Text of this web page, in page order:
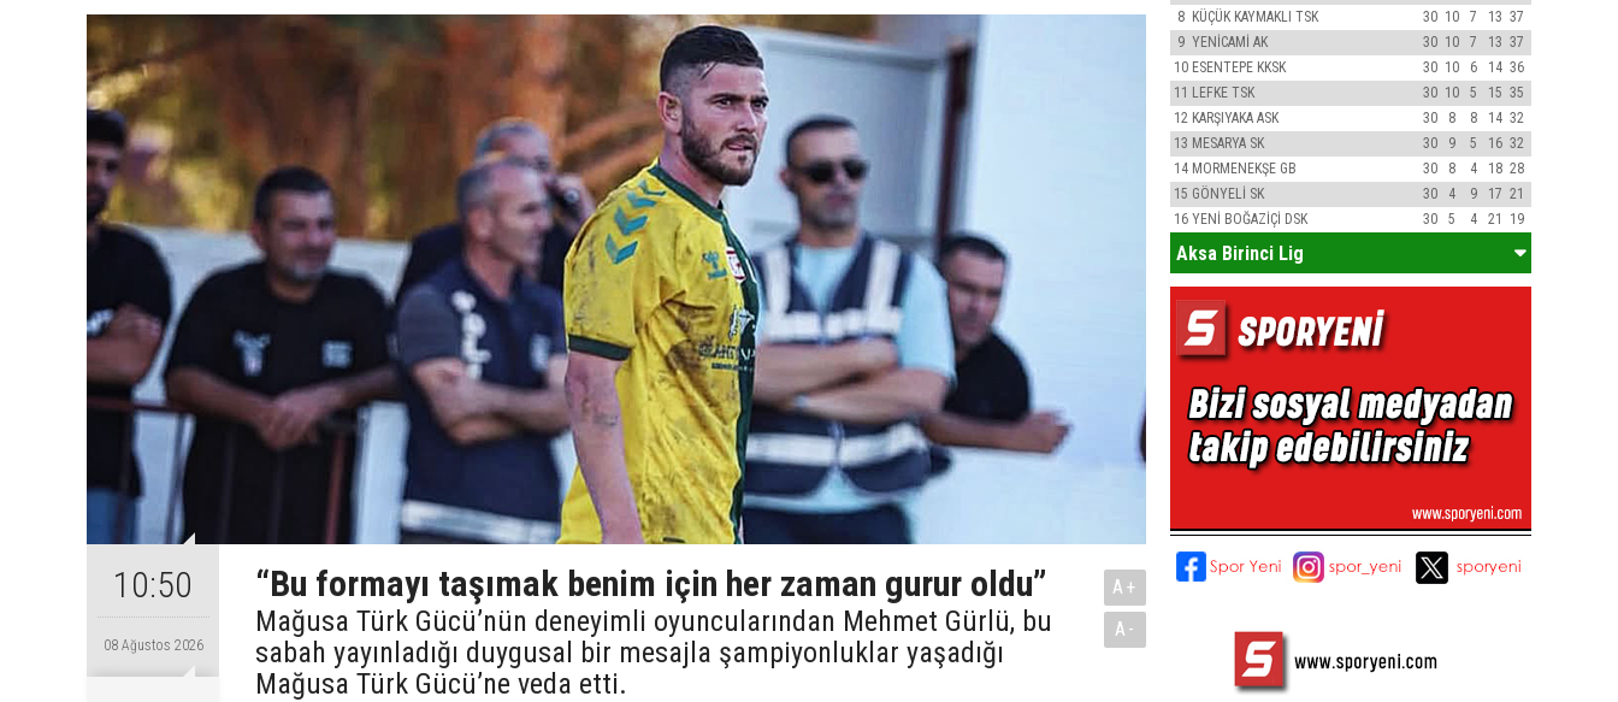
10:50
08 Ağustos 2026
“Bu formayı taşımak benim için her zaman gurur oldu”
Mağusa Türk Gücü’nün deneyimli oyuncularından Mehmet Gürlü, bu
sabah yayınladığı duygusal bir mesajla şampiyonluklar yaşadığı
Mağusa Türk Gücü’ne veda etti.
A+
A-
8 KÜÇÜK KAYMAKLI TSK 30 10 7 13 37
9 YENİCAMİ AK 30 10 7 13 37
10 ESENTEPE KKSK 30 10 6 14 36
11 LEFKE TSK 30 10 5 15 35
12 KARŞIYAKA ASK 30 8 8 14 32
13 MESARYA SK 30 9 5 16 32
14 MORMENEKŞE GB 30 8 4 18 28
15 GÖNYELİ SK 30 4 9 17 21
16 YENİ BOĞAZİÇİ DSK 30 5 4 21 19
Aksa Birinci Lig